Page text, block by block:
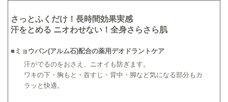
さっとふくだけ！長時間効果実感
汗をとめる ニオわせない！全身さらさら肌
■ ミョウバン(アルム石)配合の薬用デオドラントケア
汗がでるのをおさえ、ニオイも防ぎます。
ワキの下・胸もと・首すじ・背中・脚など気になる部分もカ
ラッと快適。